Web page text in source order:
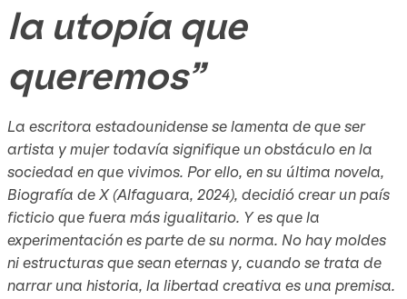
la utopía que
queremos”
La escritora estadounidense se lamenta de que ser
artista y mujer todavía signifique un obstáculo en la
sociedad en que vivimos. Por ello, en su última novela,
Biografía de X(Alfaguara, 2024), decidió crear un país
ficticio que fuera más igualitario. Y es que la
experimentación es parte de su norma. No hay moldes
ni estructuras que sean eternas y, cuando se trata de
narrar una historia, la libertad creativa es una premisa.